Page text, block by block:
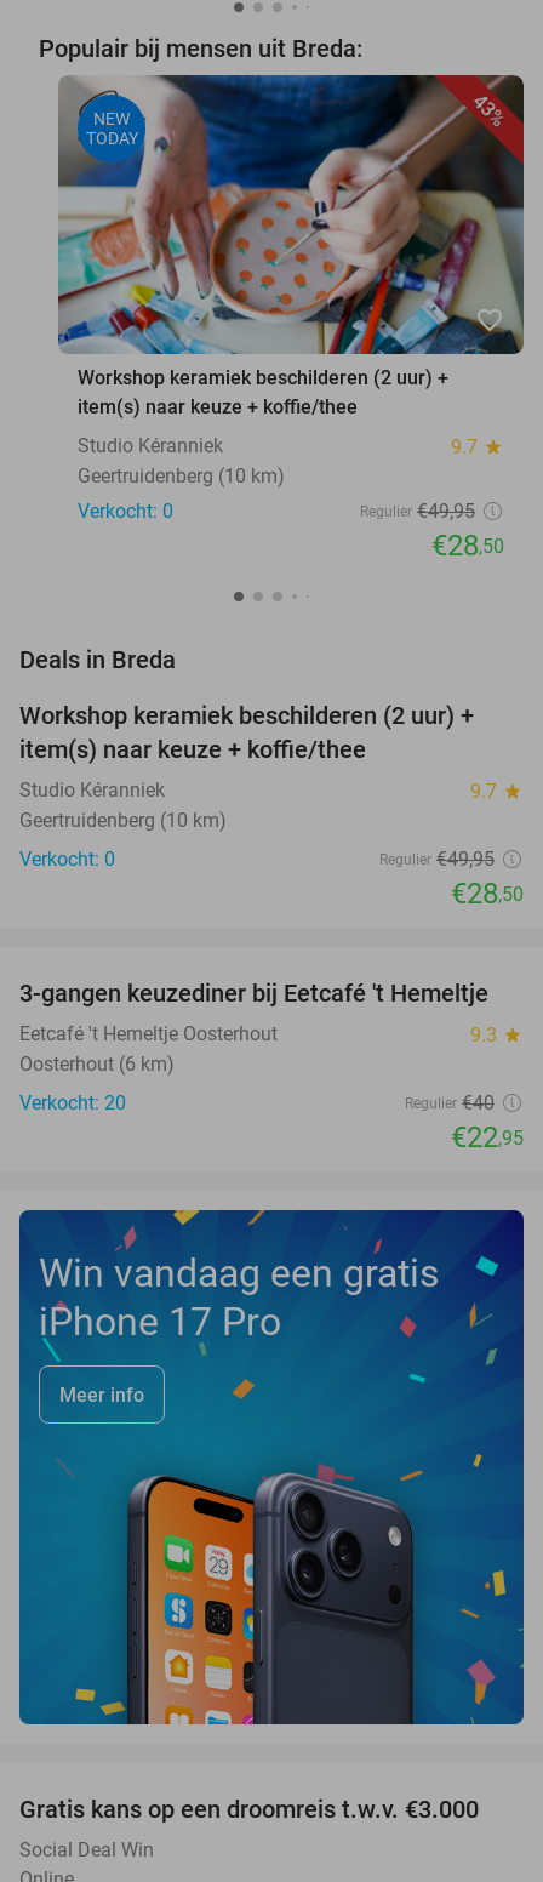
Populair bij mensen uit Breda:
43%
NEW
TODAY
favorite_border
Workshop keramiek beschilderen (2 uur) +
item(s) naar keuze + koffie/thee
Studio Kéranniek
9.7 star
Geertruidenberg (10 km)
Verkocht: 0
Regulier €49,95
€28,50
Deals in Breda
43%
TODAY
Workshop keramiek beschilderen (2 uur) +
item(s) naar keuze + koffie/thee
Studio Kéranniek 9.7 star
Geertruidenberg (10 km)
Verkocht: 0
Regulier €49,95
€28,50
43%
3-gangen keuzediner bij Eetcafé 't Hemeltje
Eetcafé 't Hemeltje Oosterhout 9.3 star
Oosterhout (6 km)
Verkocht: 20
Regulier €40
€22,95
Win vandaag een gratis
iPhone 17 Pro
Meer info
Gratis kans op een droomreis t.w.v. €3.000
Social Deal Win